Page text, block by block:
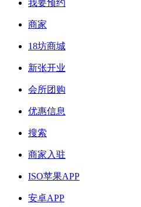
我要预约
商家
18坊商城
新张开业
会所团购
优惠信息
搜索
商家入驻
ISO苹果APP
安卓APP